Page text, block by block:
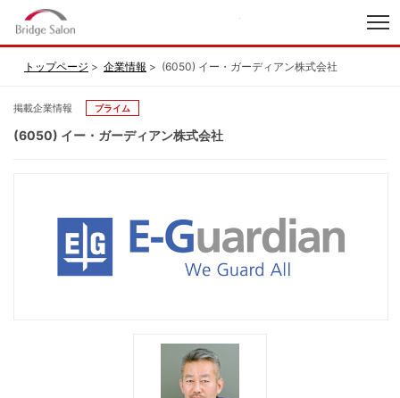
トップページ 企業情報 (6050) イー・ガーディアン株式会社
掲載企業情報 プライム
(6050) イー・ガーディアン株式会社